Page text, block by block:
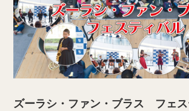
ズーラシ・ファン・ブラス フェス